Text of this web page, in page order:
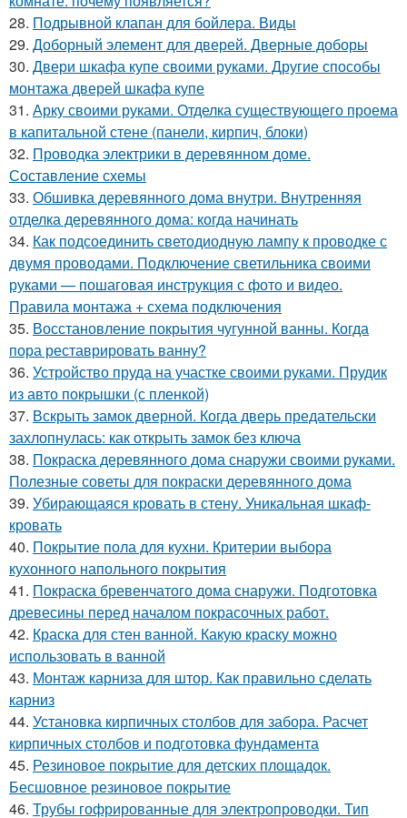
28. Подрывной клапан для бойлера. Виды
29. Доборный элемент для дверей. Дверные доборы
30. Двери шкафа купе своими руками. Другие способы
монтажа дверей шкафа купе
31. Арку своими руками. Отделка существующего проема
в капитальной стене (панели, кирпич, блоки)
32. Проводка электрики в деревянном доме.
Составление схемы
33. Обшивка деревянного дома внутри. Внутренняя
отделка деревянного дома: когда начинать
34. Как подсоединить светодиодную лампу к проводке с
двумя проводами. Подключение светильника своими
руками — пошаговая инструкция с фото и видео.
Правила монтажа + схема подключения
35. Восстановление покрытия чугунной ванны. Когда
пора реставрировать ванну?
36. Устройство пруда на участке своими руками. Прудик
из авто покрышки (с пленкой)
37. Вскрыть замок дверной. Когда дверь предательски
захлопнулась: как открыть замок без ключа
38. Покраска деревянного дома снаружи своими руками.
Полезные советы для покраски деревянного дома
39. Убирающаяся кровать в стену. Уникальная шкаф-
кровать
40. Покрытие пола для кухни. Критерии выбора
кухонного напольного покрытия
41. Покраска бревенчатого дома снаружи. Подготовка
древесины перед началом покрасочных работ.
42. Краска для стен ванной. Какую краску можно
использовать в ванной
43. Монтаж карниза для штор. Как правильно сделать
карниз
44. Установка кирпичных столбов для забора. Расчет
кирпичных столбов и подготовка фундамента
45. Резиновое покрытие для детских площадок.
Бесшовное резиновое покрытие
46. Трубы гофрированные для электропроводки. Тип